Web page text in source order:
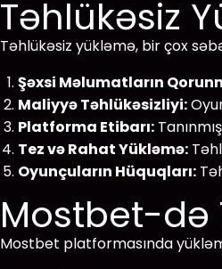
Təhlükəsiz
Təhlükəsiz yükləmə, bir çox
Şəxsi Məlumatların
Maliyyə Təhlükəsizliyi:
Platforma Etibarı:
Tez və Rahat Yükləmə:
Oyunçuların Hüquqları:
Mostbet-də
Mostbet platformasında